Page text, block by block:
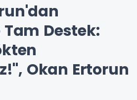
Destek:
Okan Ertorun